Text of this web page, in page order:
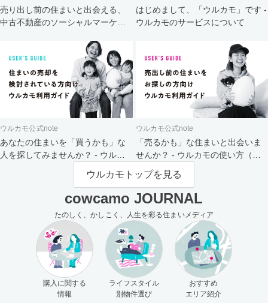
売り出し前の住まいと出会える、
中古不動産のソーシャルマーケッ
はじめまして、「ウルカモ」です -
ウルカモのサービスについて
ウルカモ公式note
あなたの住まいを「買うかも」な
人を探してみませんか？ - ウルカ
ウルカモ公式note
「売るかも」な住まいと出会いま
せんか？ - ウルカモの使い方（買
主さま向け）
ウルカモトップを見る
cowcamo JOURNAL
たのしく、かしこく、人生を彩る住まいメディア
購入に関する
情報
ライフスタイル
別物件選び
おすすめ
エリア紹介